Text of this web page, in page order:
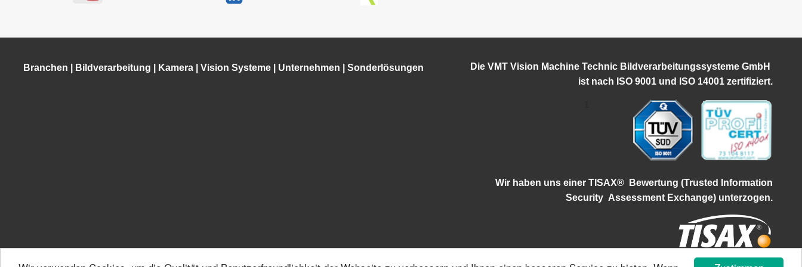
Branchen Bildverarbeitung Kamera| Vision Systeme| Unternehmen Sonderlösungen
Die VMT Vision Machine Technic Bildverarbeitungssysteme GmbH
ist nach ISO 9001 und ISO 14001 zertifiziert.
Wir haben uns einer TISAX®
Bewertung (Trusted Information
Security Assessment Exchange) unterzogen.